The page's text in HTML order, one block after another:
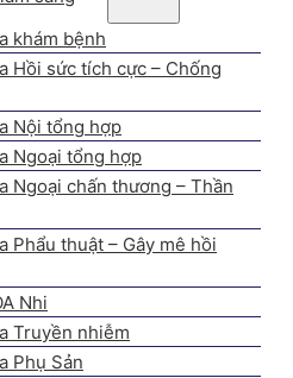
khám bệnh
Hồi sức tích cực – Chống
Nội tổng hợp
Ngoại tổng hợp
Ngoại chấn thương – Thần
Phẩu thuật – Gây mê hồi
Nhi
Truyền nhiễm
Phụ Sản